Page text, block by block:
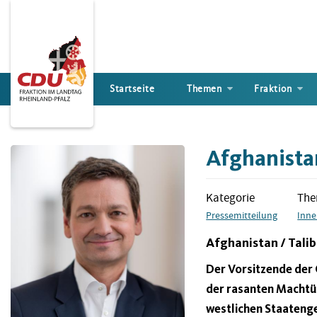
Startseite Themen Fraktion
Kategorie
Pressemitteilung
Afghanistan /
Der Vorsitzende
der rasanten
westlichen